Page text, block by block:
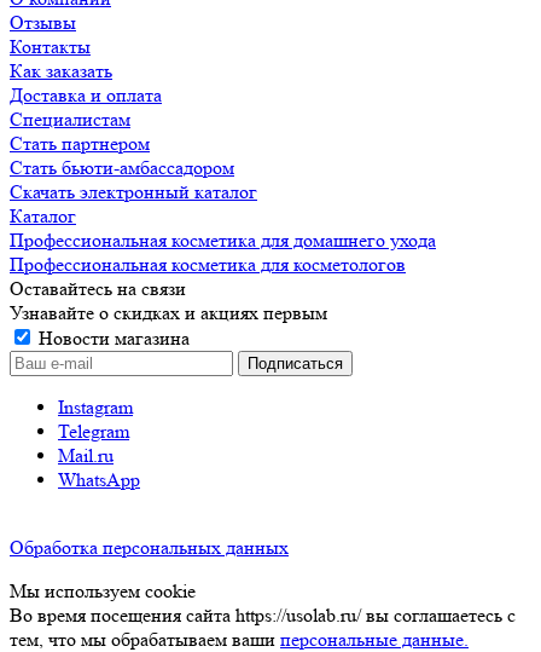
Отзывы
Контакты
Как заказать
Доставка и оплата
Специалистам
Стать партнером
Стать бьюти-амбассадором
Скачать электронный каталог
Каталог
Профессиональная косметика для домашнего ухода
Профессиональная косметика для косметологов
Оставайтесь на связи
Узнавайте о скидках и акциях первым
Новости магазина
Instagram
Telegram
Mail.ru
WhatsApp
Обработка персональных данных
Мы используем cookie
Во время посещения сайта https://usolab.ru/ вы соглашаетесь с
тем, что мы обрабатываем ваши персональные данные.